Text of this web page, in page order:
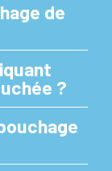
de
?